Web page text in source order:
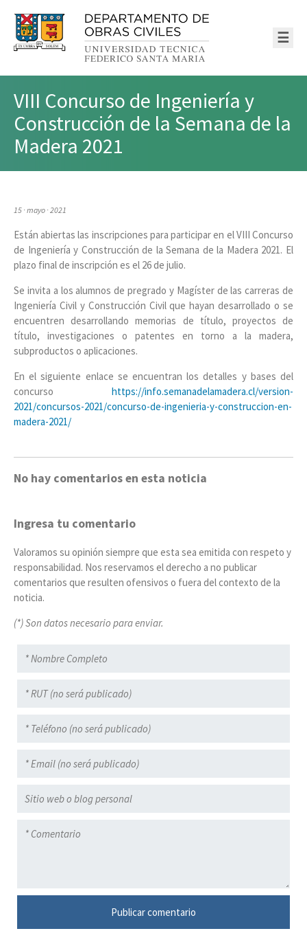
☰
VIII Concurso de Ingeniería y
Construcción de la Semana de la
Madera 2021
15 · mayo · 2021
Están abiertas las inscripciones para participar en el VIII Concurso
de Ingeniería y Construcción de la Semana de la Madera 2021. El
plazo final de inscripción es el 26 de julio.
Se invita a los alumnos de pregrado y Magíster de las carreras de
Ingeniería Civil y Construcción Civil que hayan desarrollado o se
encuentren desarrollando memorias de título, proyectos de
título, investigaciones o patentes en torno a la madera,
subproductos o aplicaciones.
En el siguiente enlace se encuentran los detalles y bases del
concurso https://info.semanadelamadera.cl/version-
2021/concursos-2021/concurso-de-ingenieria-y-construccion-en-
madera-2021/
No hay comentarios en esta noticia
Ingresa tu comentario
Valoramos su opinión siempre que esta sea emitida con respeto y
responsabilidad. Nos reservamos el derecho a no publicar
comentarios que resulten ofensivos o fuera del contexto de la
noticia.
(*) Son datos necesario para enviar.